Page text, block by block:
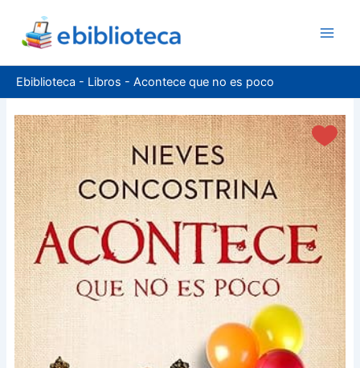
contenido
Ebiblioteca - Libros - Acontece que no es poco